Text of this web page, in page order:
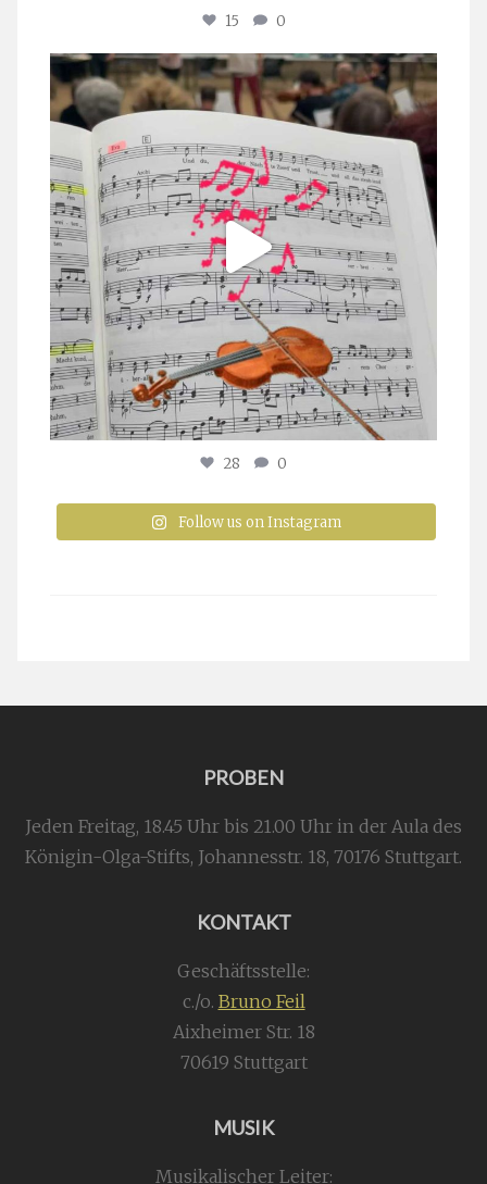
15 0
stuttgarter_oratorienchor
Juli 23
28 0
Follow us on Instagram
PROBEN
Jeden Freitag, 18.45 Uhr bis 21.00 Uhr in der Aula des
Königin-Olga-Stifts, Johannesstr. 18, 70176 Stuttgart.
KONTAKT
Geschäftsstelle:
c./o. Bruno Feil
Aixheimer Str. 18
70619 Stuttgart
MUSIK
Musikalischer Leiter: